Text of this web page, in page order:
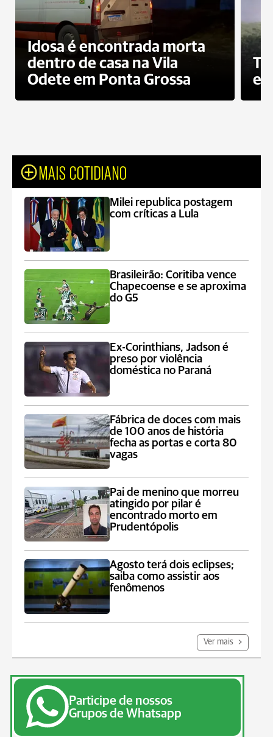
Idosa é encontrada morta
dentro de casa na Vila
Odete em Ponta Grossa
e
MAIS COTIDIANO
Milei republica postagem
com críticas a Lula
Brasileirão: Coritiba vence
Chapecoense e se aproxima
do G5
Ex-Corinthians, Jadson é
preso por violência
doméstica no Paraná
Fábrica de doces com mais
de 100 anos de história
fecha as portas e corta 80
vagas
Pai de menino que morreu
atingido por pilar é
encontrado morto em
Prudentópolis
Agosto terá dois eclipses;
saiba como assistir aos
fenômenos
Ver mais
Participe de nossos
Grupos de Whatsapp